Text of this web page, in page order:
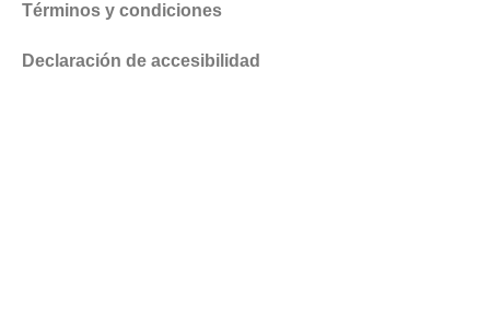
Términos y condiciones
Declaración de accesibilidad